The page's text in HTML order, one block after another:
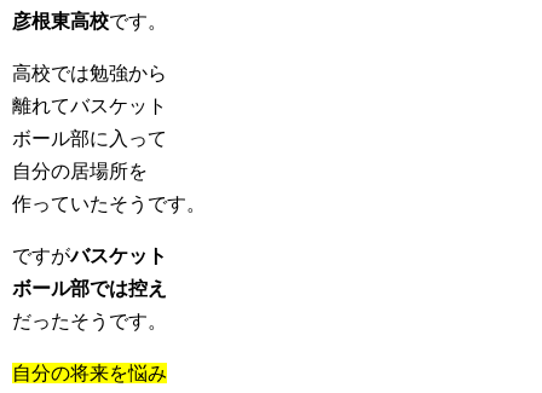
彦根東高校です。
高校では勉強から
離れてバスケット
ボール部に入って
自分の居場所を
作っていたそうです。
ですがバスケット
ボール部では控え
だったそうです。
自分の将来を悩み